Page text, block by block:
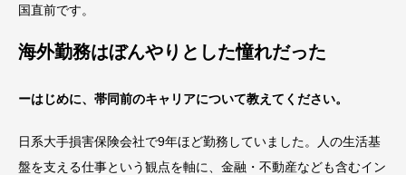
国直前です。
海外勤務はぼんやりとした憧れだった
ーはじめに、帯同前のキャリアについて教えてください。
日系大手損害保険会社で9年ほど勤務していました。人の生活基
盤を支える仕事という観点を軸に、金融・不動産なども含むイン